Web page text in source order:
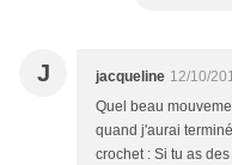
J jacqueline 12/10/
Quel beau
quand j'aurai
crochet : Si tu as